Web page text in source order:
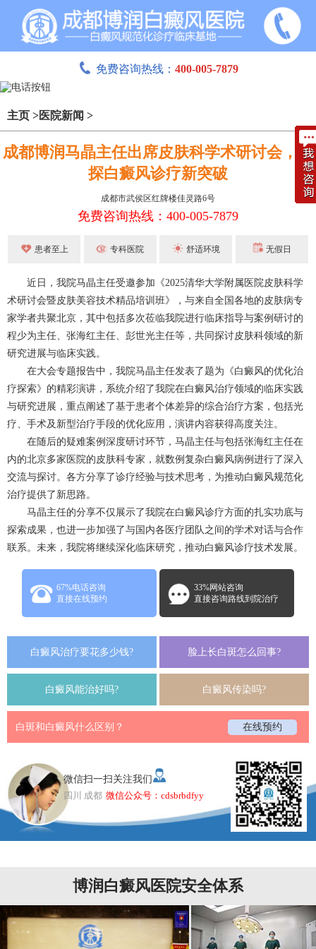
免费咨询热线： 400-005-7879
主页 >医院新闻 >
成都博润马晶主任出席皮肤科学术研讨会，共
探白癜风诊疗新突破
成都市武侯区红牌楼佳灵路6号
免费咨询热线：400-005-7879
患者至上 专科医院 舒适环境 无假日
近日，我院马晶主任受邀参加《2025清华大学附属医院皮肤科学
术研讨会暨皮肤美容技术精品培训班》，与来自全国各地的皮肤病专
家学者共聚北京，其中包括多次莅临我院进行临床指导与案例研讨的
程少为主任、张海红主任、彭世光主任等，共同探讨皮肤科领域的新
研究进展与临床实践。
在大会专题报告中，我院马晶主任发表了题为《白癜风的优化治
疗探索》的精彩演讲，系统介绍了我院在白癜风治疗领域的临床实践
与研究进展，重点阐述了基于患者个体差异的综合治疗方案，包括光
疗、手术及新型治疗手段的优化应用，演讲内容获得高度关注。
在随后的疑难案例深度研讨环节，马晶主任与包括张海红主任在
内的北京多家医院的皮肤科专家，就数例复杂白癜风病例进行了深入
交流与探讨。各方分享了诊疗经验与技术思考，为推动白癜风规范化
治疗提供了新思路。
马晶主任的分享不仅展示了我院在白癜风诊疗方面的扎实功底与
探索成果，也进一步加强了与国内各医疗团队之间的学术对话与合作
联系。未来，我院将继续深化临床研究，推动白癜风诊疗技术发展。
67%电话咨询
直接在线预约
33%网站咨询
直接咨询路线到院治疗
白癜风治疗要花多少钱? 脸上长白斑怎么回事?
白癜风能治好吗? 白癜风传染吗?
白斑和白癜风什么区别？ 在线预约
微信扫一扫关注我们
四川 成都 微信公众号：cdsbrbdfyy
博润白癜风医院安全体系